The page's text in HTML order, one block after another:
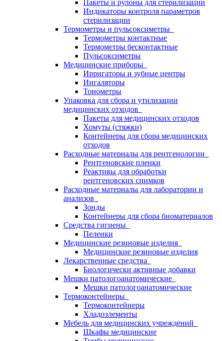
Пакеты и рулоны для стерилизации
Индикаторы контроля параметров
стерилизации
Термометры и пульсоксиметры
Термометры контактные
Термометры бесконтактные
Пульсоксиметры
Медицинские приборы
Ирригаторы и зубные центры
Ингаляторы
Тонометры
Упаковка для сбора и утилизации
медицинских отходов
Пакеты для медицинских отходов
Хомуты (стяжки)
Контейнеры для сбора медицинских
отходов
Расходные материалы для рентгенологии
Рентгеновские пленки
Реактивы для обработки
рентгеновских снимков
Расходные материалы для лаборатории и
анализов
Зонды
Контейнеры для сбора биоматериалов
Средства гигиены
Пеленки
Медицинские резиновые изделия
Медицинские резиновые изделия
Лекарственные средства
Биологически активные добавки
Мешки патологоанатомические
Мешки патологоанатомические
Термоконтейнеры
Термоконтейнеры
Хладоэлементы
Мебель для медицинских учреждений
Шкафы медицинские